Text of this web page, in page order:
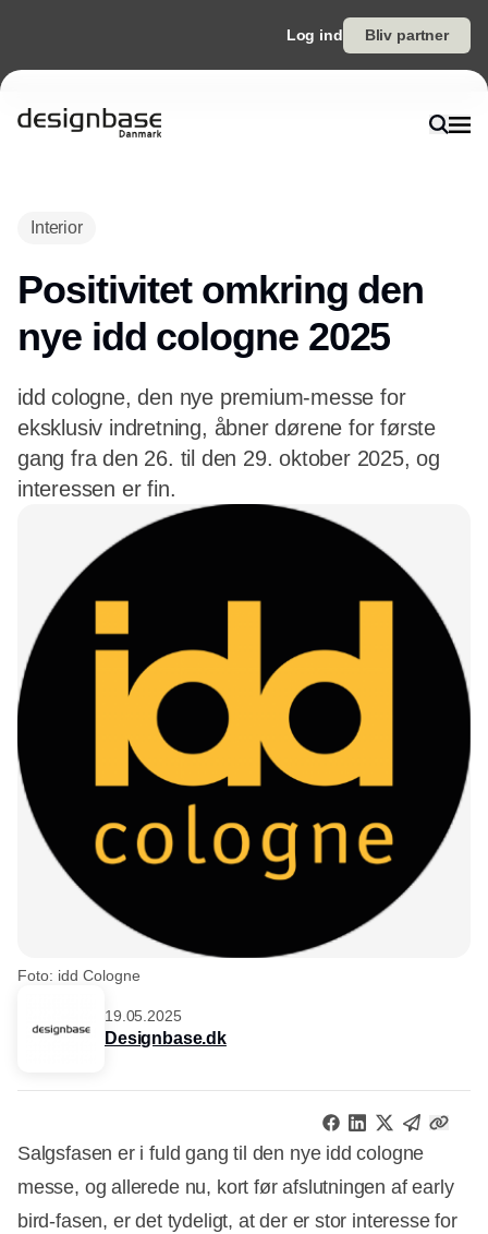
Log ind Bliv partner
Interior
Positivitet omkring den
nye idd cologne 2025
idd cologne, den nye premium-messe for
eksklusiv indretning, åbner dørene for første
gang fra den 26. til den 29. oktober 2025, og
interessen er fin.
Foto: idd Cologne
19.05.2025
Designbase.dk
Salgsfasen er i fuld gang til den nye idd cologne
messe, og allerede nu, kort før afslutningen af early
bird-fasen, er det tydeligt, at der er stor interesse for